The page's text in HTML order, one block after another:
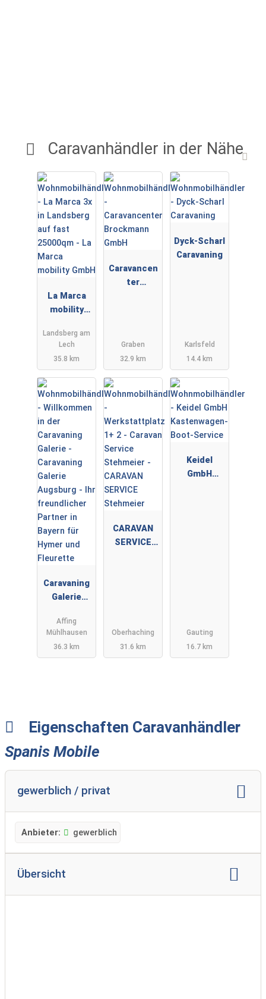
Caravanhändler in der Nähe
La Marca
mobility
Landsberg am
Lech
35.8 km
Caravancen
ter
Graben
32.9 km
Dyck-Scharl
Caravaning
Karlsfeld
14.4 km
Caravaning
Galerie
Ihr
freundliche
r Partner in
Affing
Mühlhausen
36.3 km
CARAVAN
SERVICE
Oberhaching
31.6 km
Keidel
GmbH
Gauting
16.7 km
Eigenschaften Caravanhändler
Spanis Mobile
gewerblich / privat
Anbieter: gewerblich
Übersicht